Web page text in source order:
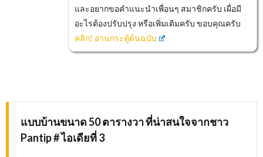
และอยากขอคำแนะนำเพื่อนๆ สมาชิกครับ เผื่อมี
อะไรต้องปรับปรุง หรือเพิ่มเติมครับ ขอบคุณครับ
คลิก! อ่านกระทู้ต้นฉบับ
แบบบ้านขนาด 50 ตารางวา ที่น่าสนใจจากชาว
Pantip # ไอเดียที่ 3